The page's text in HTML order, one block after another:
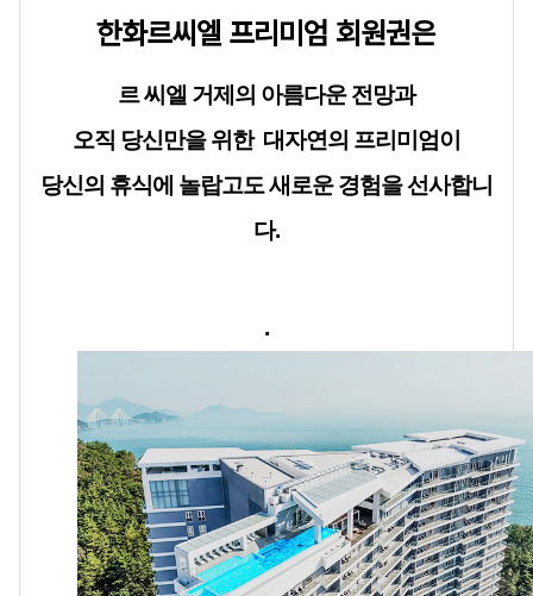
한화르씨엘 프리미엄 회원권은
르 씨엘 거제의 아름다운 전망과
오직 당신만을 위한 대자연의 프리미엄이
당신의 휴식에 놀랍고도 새로운 경험을 선사합니
다.
.